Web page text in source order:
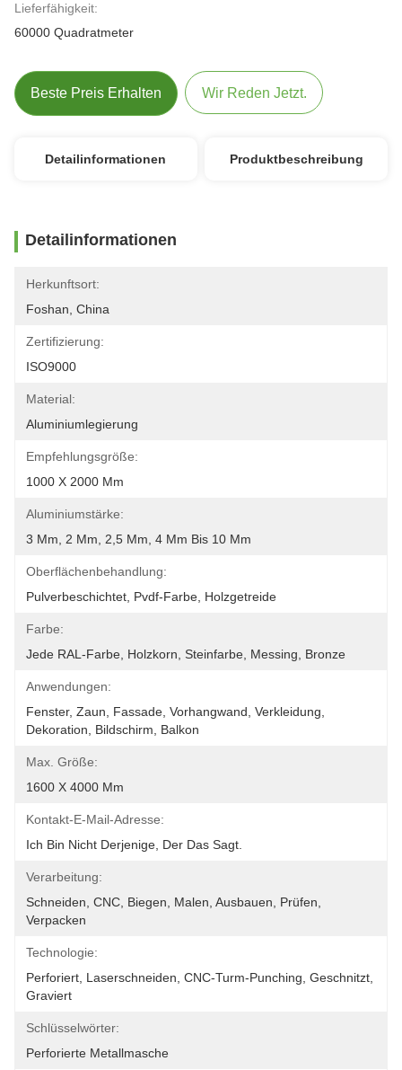
Lieferfähigkeit:
60000 Quadratmeter
Beste Preis Erhalten Wir Reden Jetzt.
Detailinformationen Produktbeschreibung
Detailinformationen
Herkunftsort:
Foshan, China
Zertifizierung:
ISO9000
Material:
Aluminiumlegierung
Empfehlungsgröße:
1000 X 2000 Mm
Aluminiumstärke:
3 Mm, 2 Mm, 2,5 Mm, 4 Mm Bis 10 Mm
Oberflächenbehandlung:
Pulverbeschichtet, Pvdf-Farbe, Holzgetreide
Farbe:
Jede RAL-Farbe, Holzkorn, Steinfarbe, Messing, Bronze
Anwendungen:
Fenster, Zaun, Fassade, Vorhangwand, Verkleidung,
Dekoration, Bildschirm, Balkon
Max. Größe:
1600 X 4000 Mm
Kontakt-E-Mail-Adresse:
Ich Bin Nicht Derjenige, Der Das Sagt.
Verarbeitung:
Schneiden, CNC, Biegen, Malen, Ausbauen, Prüfen,
Verpacken
Technologie:
Perforiert, Laserschneiden, CNC-Turm-Punching, Geschnitzt,
Graviert
Schlüsselwörter:
Perforierte Metallmasche